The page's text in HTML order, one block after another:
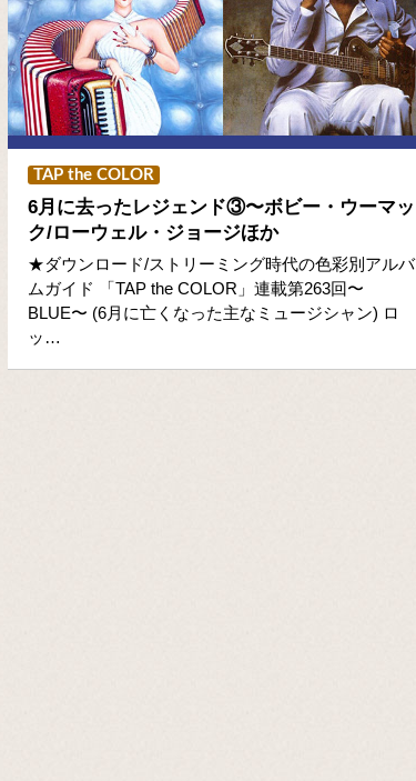
TAP the COLOR
6月に去ったレジェンド③〜ボビー・ウーマッ
ク/ローウェル・ジョージほか
★ダウンロード/ストリーミング時代の色彩別アルバ
ムガイド 「TAP the COLOR」連載第263回〜
BLUE〜 (6月に亡くなった主なミュージシャン) ロ
ッ…